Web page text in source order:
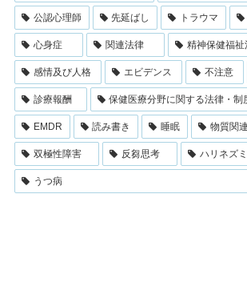
公認心理師 先延ばし トラウマ
心身症 関連法律 精神保健福祉
感情及び人格 エビデンス 不注意
診療報酬 保健医療分野に関する法律・制
EMDR 読み書き 睡眠 物質関
双極性障害 反芻思考 ハリネズミ
うつ病